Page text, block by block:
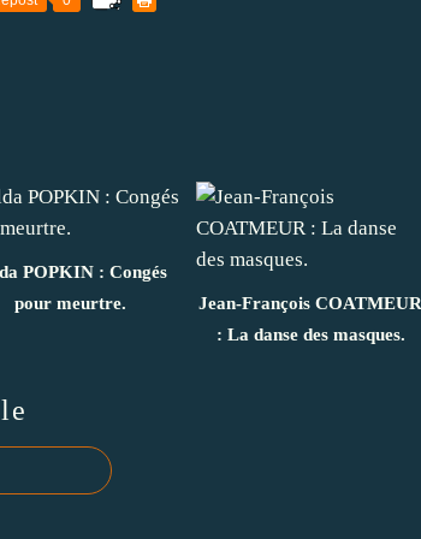
POPKIN : Congés
pour meurtre.
Jean-François COATMEUR
: La danse des masques.